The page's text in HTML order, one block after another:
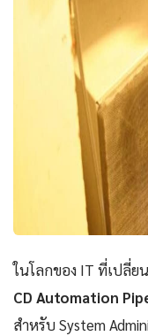
ในโลกของ IT ที่เปลี่ย
CD Automation
สำหรับ System